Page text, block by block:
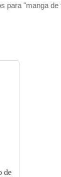
para "manga de
de